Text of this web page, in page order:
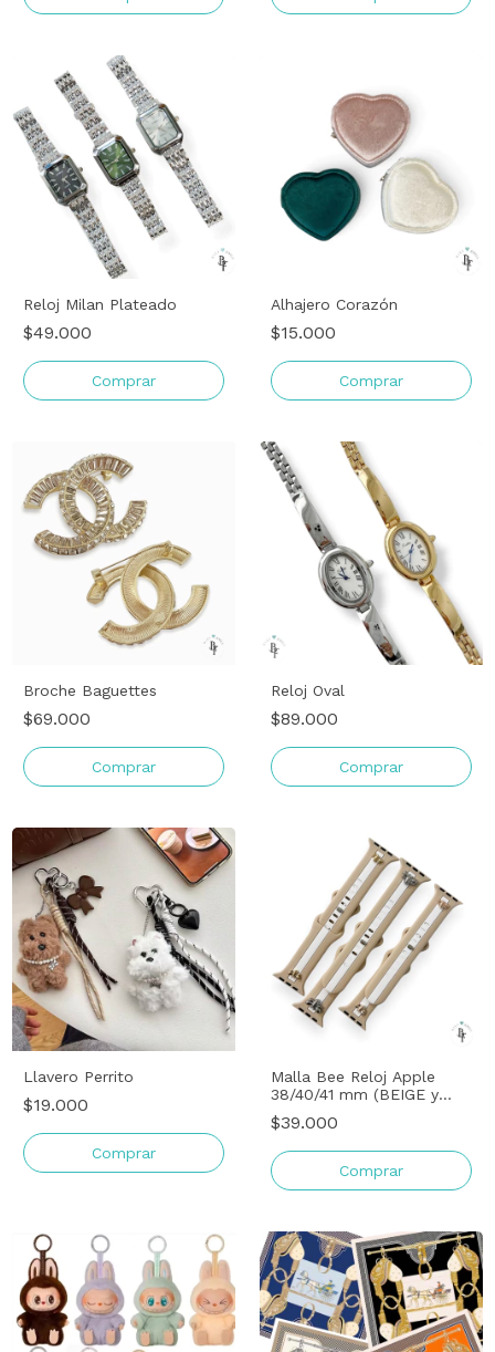
Reloj Milan Plateado
$49.000
Comprar
Alhajero Corazón
$15.000
Comprar
Broche Baguettes
$69.000
Comprar
Reloj Oval
$89.000
Comprar
Llavero Perrito
$19.000
Comprar
Malla Bee Reloj Apple
38/40/41 mm (BEIGE y
BLANCO)
$39.000
Comprar